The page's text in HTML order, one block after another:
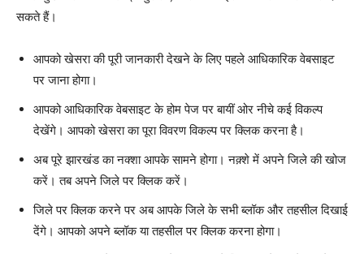
सकते हैं।
आपको खेसरा की पूरी जानकारी देखने के लिए पहले आधिकारिक वेबसाइट
पर जाना होगा।
आपको आधिकारिक वेबसाइट के होम पेज पर बायीं ओर नीचे कई विकल्प
देखेंगे। आपको खेसरा का पूरा विवरण विकल्प पर क्लिक करना है।
अब पूरे झारखंड का नक्शा आपके सामने होगा। नक़्शे में अपने जिले की खोज
करें। तब अपने जिले पर क्लिक करें।
जिले पर क्लिक करने पर अब आपके जिले के सभी ब्लॉक और तहसील दिखाई
देंगे। आपको अपने ब्लॉक या तहसील पर क्लिक करना होगा।